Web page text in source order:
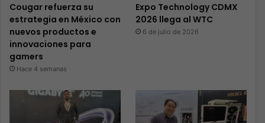
Cougar refuerza su
estrategia en México con
nuevos productos e
innovaciones para
gamers
Hace 4 semanas
Expo Technology CDMX
2026 llega al WTC
6 de julio de 2026